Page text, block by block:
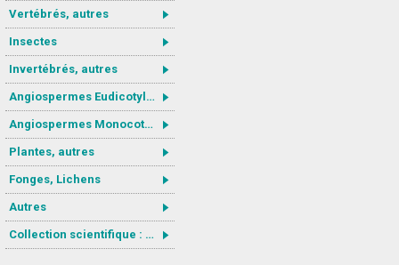
Vertébrés, autres
Insectes
Invertébrés, autres
Angiospermes Eudicotylédones
Angiospermes Monocotylédones
Plantes, autres
Fonges, Lichens
Autres
Collection scientifique : Gastrotricha